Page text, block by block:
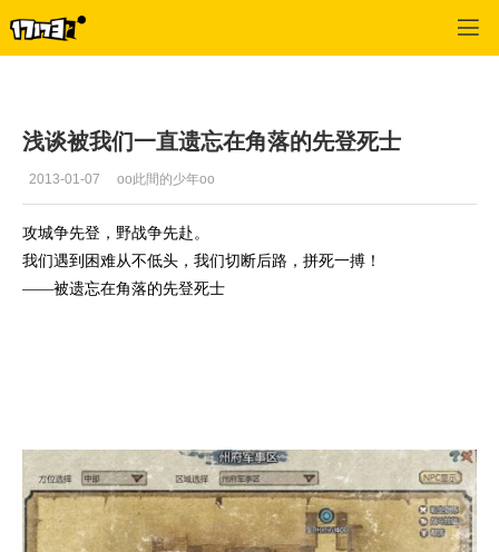
浅谈被我们一直遗忘在角落的先登死士
2013-01-07 oo此間的少年oo
攻城争先登，野战争先赴。
我们遇到困难从不低头，我们切断后路，拼死一搏！
——被遗忘在角落的先登死士